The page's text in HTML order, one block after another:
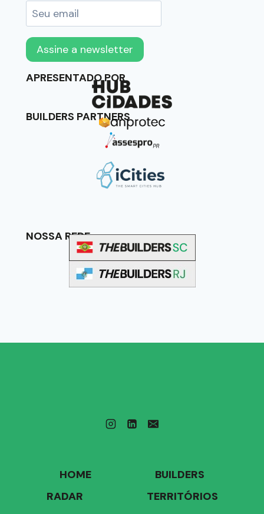
APRESENTADO POR
BUILDERS PARTNERS
NOSSA REDE
HOME
BUILDERS
RADAR
TERRITÓRIOS